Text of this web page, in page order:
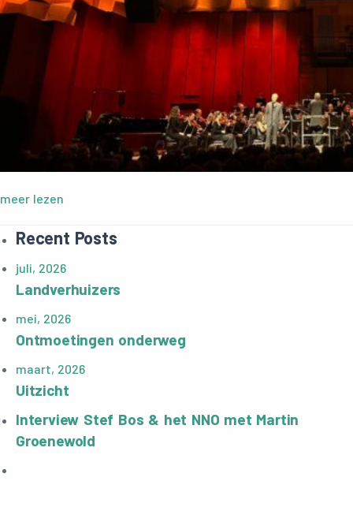
meer lezen
Recent Posts
juli, 2026
Landverhuizers
mei, 2026
Ontmoetingen onderweg
maart, 2026
Uitzicht
Interview Stef Bos & het NNO met Martin
Groenewold